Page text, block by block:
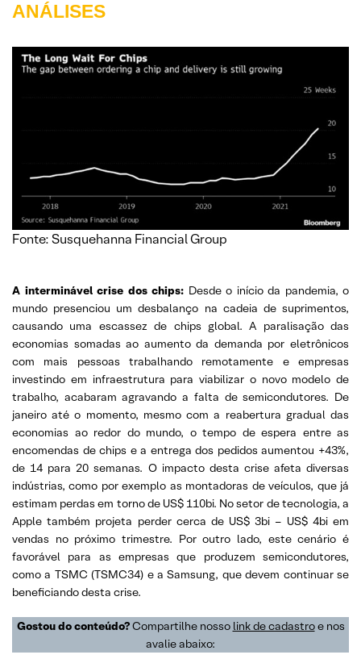
ANÁLISES
Fonte: Susquehanna Financial Group
A interminável crise dos chips: Desde o início da pandemia, o
mundo presenciou um desbalanço na cadeia de suprimentos,
causando uma escassez de chips global. A paralisação das
economias somadas ao aumento da demanda por eletrônicos
com mais pessoas trabalhando remotamente e empresas
investindo em infraestrutura para viabilizar o novo modelo de
trabalho, acabaram agravando a falta de semicondutores. De
janeiro até o momento, mesmo com a reabertura gradual das
economias ao redor do mundo, o tempo de espera entre as
encomendas de chips e a entrega dos pedidos aumentou +43%,
de 14 para 20 semanas. O impacto desta crise afeta diversas
indústrias, como por exemplo as montadoras de veículos, que já
estimam perdas em torno de US$ 110bi. No setor de tecnologia, a
Apple também projeta perder cerca de US$ 3bi – US$ 4bi em
vendas no próximo trimestre. Por outro lado, este cenário é
favorável para as empresas que produzem semicondutores,
como a TSMC (TSMC34) e a Samsung, que devem continuar se
beneficiando desta crise.
Gostou do conteúdo?Compartilhe nosso link de cadastroe nos
avalie abaixo: